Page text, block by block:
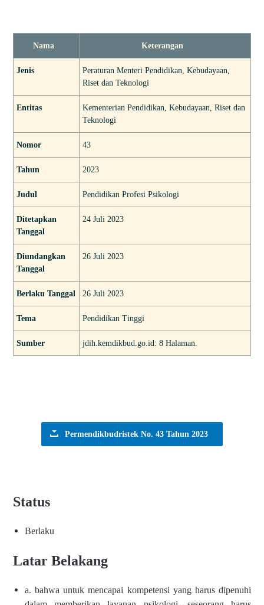
Nama Keterangan
Jenis
Peraturan Menteri Pendidikan, Kebudayaan,
Riset dan Teknologi
Entitas
Kementerian Pendidikan, Kebudayaan, Riset dan
Teknologi
Nomor 43
Tahun 2023
Judul Pendidikan Profesi Psikologi
Ditetapkan
Tanggal
24 Juli 2023
Diundangkan
Tanggal
26 Juli 2023
Berlaku Tanggal 26 Juli 2023
Tema Pendidikan Tinggi
Sumber jdih.kemdikbud.go.id: 8 Halaman.
Permendikbudristek No. 43 Tahun 2023
Status
Berlaku
Latar Belakang
a. bahwa untuk mencapai kompetensi yang harus dipenuhi